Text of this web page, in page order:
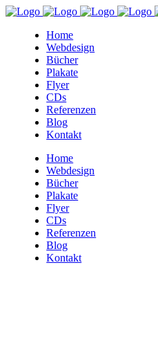
Home
Webdesign
Bücher
Plakate
Flyer
CDs
Referenzen
Blog
Kontakt
Home
Webdesign
Bücher
Plakate
Flyer
CDs
Referenzen
Blog
Kontakt